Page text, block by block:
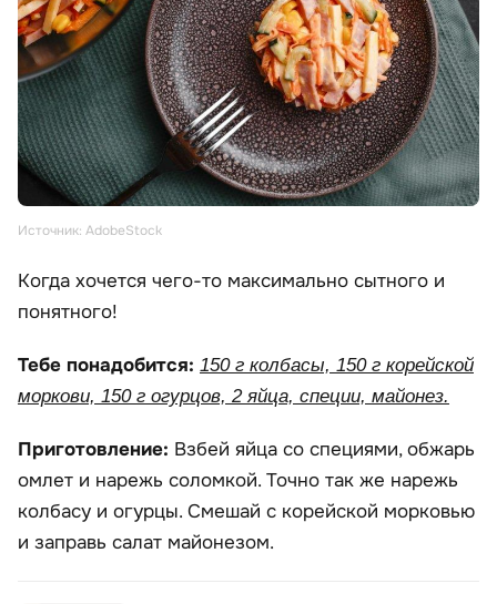
Источник: AdobeStock
Когда хочется чего-то максимально сытного и
понятного!
Тебе понадобится: 150 г колбасы, 150 г корейской
моркови, 150 г огурцов, 2 яйца, специи, майонез.
Приготовление: Взбей яйца со специями, обжарь
омлет и нарежь соломкой. Точно так же нарежь
колбасу и огурцы. Смешай с корейской морковью
и заправь салат майонезом.